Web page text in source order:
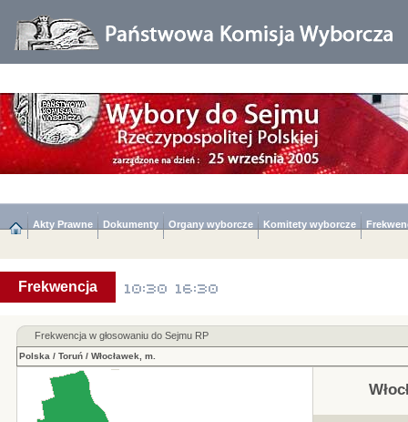
Akty Prawne Dokumenty Organy wyborcze Komitety wyborcze
Frekwencja
Frekwencja w głosowaniu do Sejmu RP
Polska / Toruń/ Włocławek, m.